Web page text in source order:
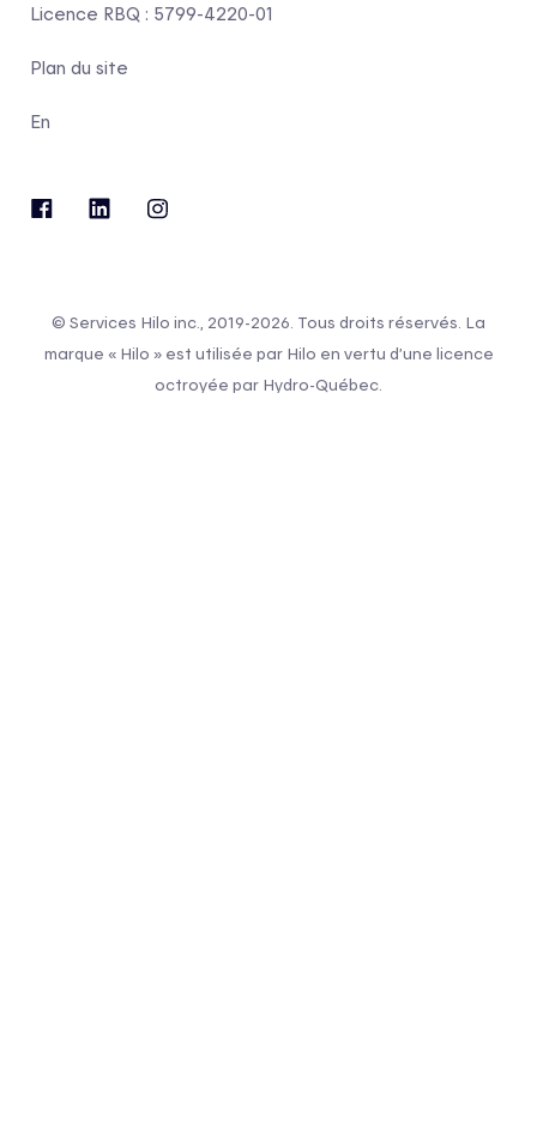
Licence RBQ : 5799-4220-01
Plan du site
En
© Services Hilo inc., 2019-2026. Tous droits réservés. La
marque « Hilo » est utilisée par Hilo en vertu d’une licence
octroyée par Hydro-Québec.